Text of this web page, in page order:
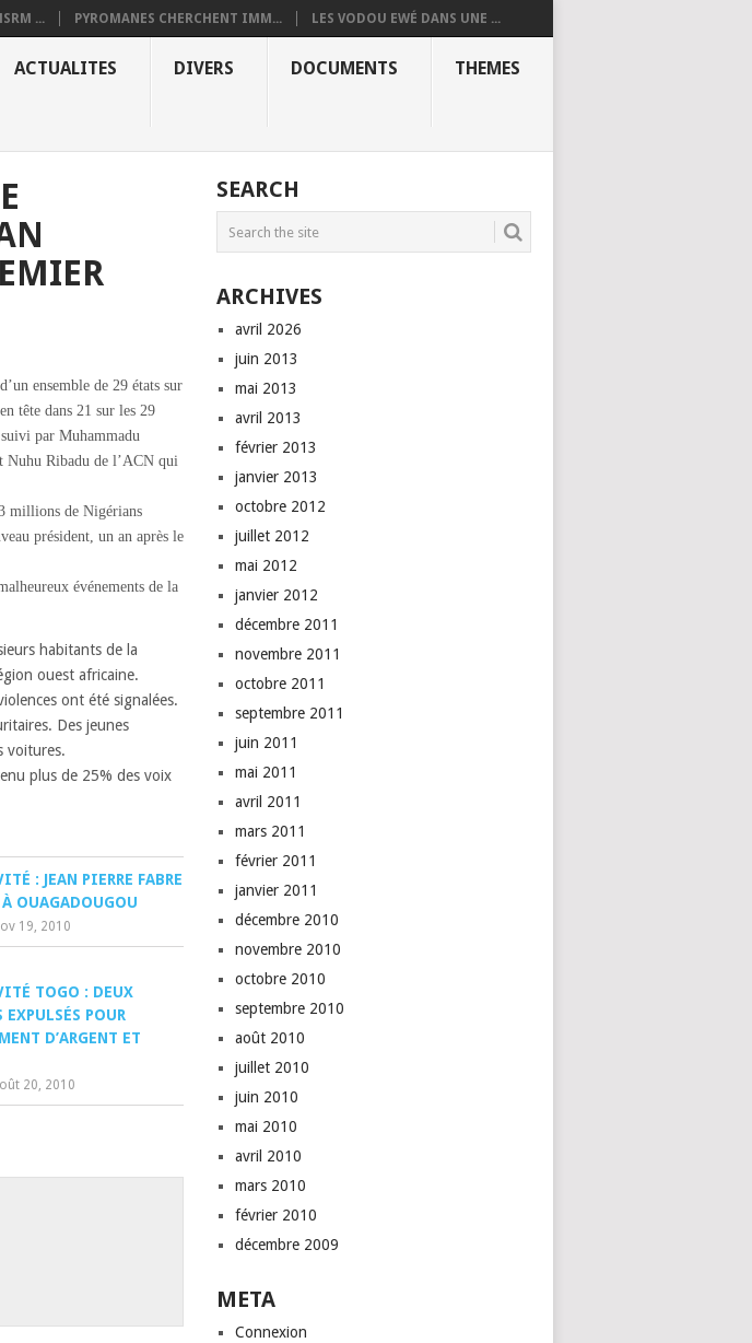
... PYROMANES CHERCHENT IMM... LES VODOU EWÉ DANS UNE ...
ACTUALITES DIVERS DOCUMENTS THEMES
ensemble de 29 états sur
tête dans 21 sur les 29
par Muhammadu
Nuhu Ribadu de l’ACN qui
millions de Nigérians
président, un an après le
événements de la
habitants de la
ouest africaine.
ont été signalées.
Des jeunes
voitures.
plus de 25% des voix
: JEAN PIERRE FABRE
OUAGADOUGOU
19, 2010
TOGO : DEUX
POUR
D’ARGENT ET
20, 2010
SEARCH
ARCHIVES
avril 2026
juin 2013
mai 2013
avril 2013
février 2013
janvier 2013
octobre 2012
juillet 2012
mai 2012
janvier 2012
décembre 2011
novembre 2011
octobre 2011
septembre 2011
juin 2011
mai 2011
avril 2011
mars 2011
février 2011
janvier 2011
décembre 2010
novembre 2010
octobre 2010
septembre 2010
août 2010
juillet 2010
juin 2010
mai 2010
avril 2010
mars 2010
février 2010
décembre 2009
META
Connexion